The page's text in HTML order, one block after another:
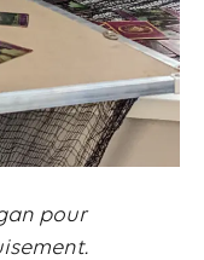
pour